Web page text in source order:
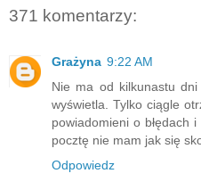
371 komentarzy:
Grażyna 9:22 AM
Nie ma od kilkunastu
wyświetla. Tylko ciągle
powiadomieni o błędach
pocztę nie mam jak się
Odpowiedz